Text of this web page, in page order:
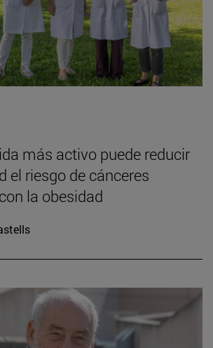
más activo puede reducir
el riesgo de cánceres
la obesidad